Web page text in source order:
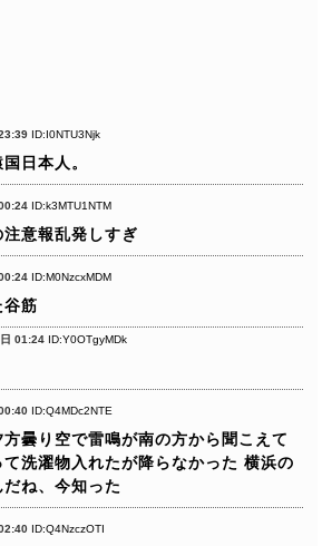
ID:I0NTU3Njk
日本人。
ID:k3MTU1NTM
意報乱発しすぎ
ID:M0NzcxMDM
谷筋
01:24 ID:Y0OTgyMDk
ID:Q4MDc2NTE
曇り空で雷鳴が南の方から聞こえて
洗濯物入れたが降らなかった 横浜の
ね、今知った
ID:Q4NzczOTI